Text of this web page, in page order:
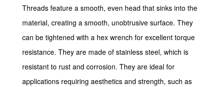
Threads feature a smooth, even head that sinks into the
material, creating a smooth, unobtrusive surface. They
can be tightened with a hex wrench for excellent torque
resistance. They are made of stainless steel, which is
resistant to rust and corrosion. They are ideal for
applications requiring aesthetics and strength, such as